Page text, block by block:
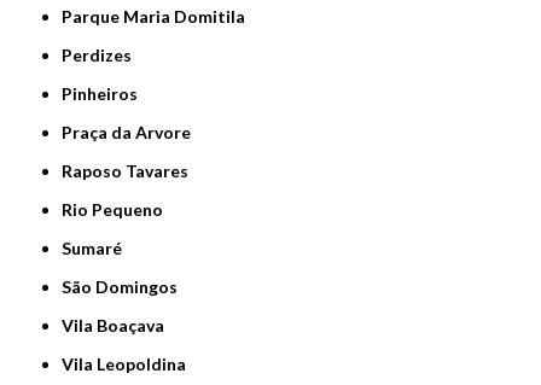
Parque Maria Domitila
Perdizes
Pinheiros
Praça da Arvore
Raposo Tavares
Rio Pequeno
Sumaré
São Domingos
Vila Boaçava
Vila Leopoldina